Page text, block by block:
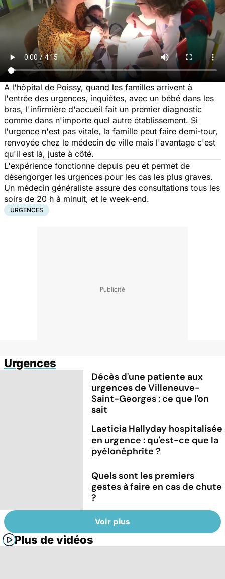
A l'hôpital de Poissy, quand les familles arrivent à
l'entrée des urgences, inquiètes, avec un bébé dans les
bras, l'infirmière d'accueil fait un premier diagnostic
comme dans n'importe quel autre établissement. Si
l'urgence n'est pas vitale, la famille peut faire demi-tour,
renvoyée chez le médecin de ville mais l'avantage c'est
qu'il est là, juste à côté.
L'expérience fonctionne depuis peu et permet de
désengorger les urgences pour les cas les plus graves.
Un médecin généraliste assure des consultations tous les
soirs de 20 h à minuit, et le week-end.
URGENCES
Urgences
Décès d'une patiente aux
urgences de Villeneuve-
Saint-Georges : ce que l'on
sait
Laeticia Hallyday hospitalisée
en urgence : qu'est-ce que la
pyélonéphrite ?
Quels sont les premiers
gestes à faire en cas de chute
?
Voir plus
Plus de vidéos